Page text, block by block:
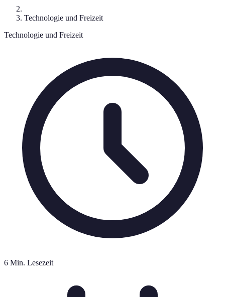
Technologie und Freizeit
Technologie und Freizeit
6 Min. Lesezeit